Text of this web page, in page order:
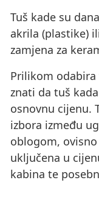
Tuš kade su
akrila (plastike)
zamjena za
Prilikom odabira
znati da tuš
osnovnu cijenu.
izbora između
oblogom,
uključena u
kabina te